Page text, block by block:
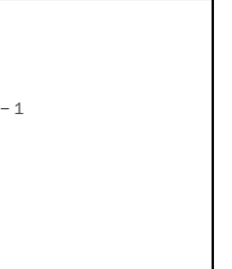
１